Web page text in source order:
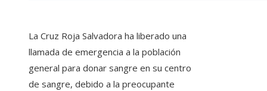
La Cruz Roja Salvadora ha liberado una
llamada de emergencia a la población
general para donar sangre en su centro
de sangre, debido a la preocupante